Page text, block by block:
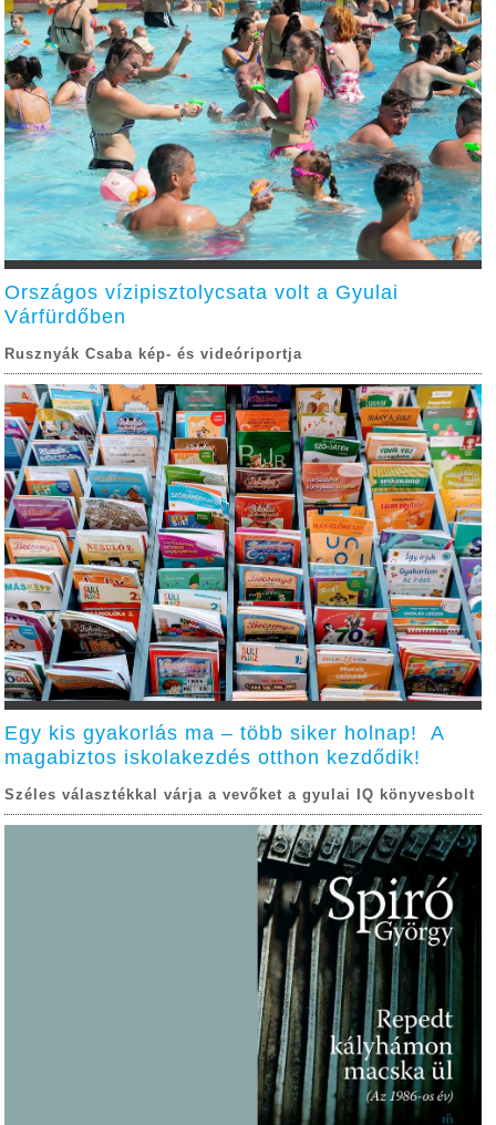
Országos vízipisztolycsata volt a Gyulai
Várfürdőben
Rusznyák Csaba kép- és videóriportja
Egy kis gyakorlás ma – több siker holnap! A
magabiztos iskolakezdés otthon kezdődik!
Széles választékkal várja a vevőket a gyulai IQ könyvesbolt